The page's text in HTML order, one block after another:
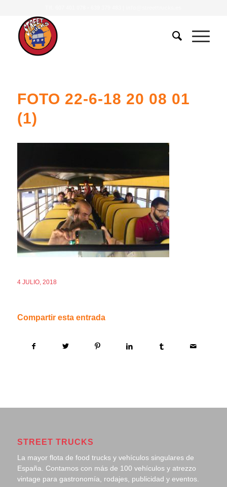
FOTO 22-6-18 20 08 01
(1)
4 JULIO, 2018
Compartir esta entrada
STREET TRUCKS
La mayor flota de food trucks y vehículos singulares de
España. Contamos con más de 100 vehículos y atrezzo
vintage para gastronomía, rodajes, publicidad y eventos.